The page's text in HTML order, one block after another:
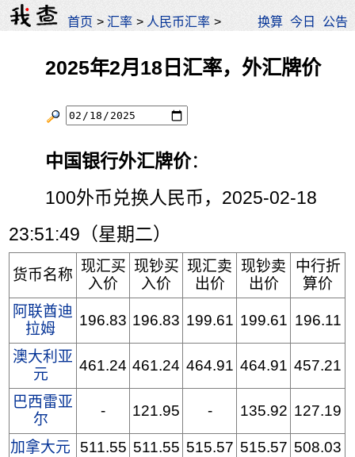
首页 >汇率 > 人民币汇率 > 换算 今日 公告
2025年2月18日汇率，外汇牌价
中国银行外汇牌价：
100外币兑换人民币，2025-02-18
23:51:49（星期二）
货币名称
现汇买
入价
现钞买
入价
现汇卖
出价
现钞卖
出价
中行折
算价
阿联酋迪
拉姆
196.83 196.83 199.61 199.61 196.11
澳大利亚
元
461.24 461.24 464.91 464.91 457.21
巴西雷亚
尔
- 121.95 - 135.92 127.19
加拿大元 511.55 511.55 515.57 515.57 508.03